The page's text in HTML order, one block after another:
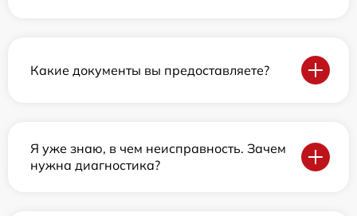
Какие документы вы предоставляете?
Я уже знаю, в чем неисправность. Зачем
нужна диагностика?